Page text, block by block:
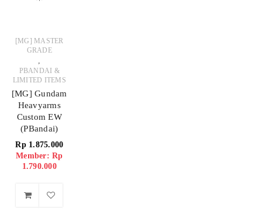
[MG] MASTER
GRADE
,
PBANDAI &
LIMITED ITEMS
[MG] Gundam
Heavyarms
Custom EW
(PBandai)
Rp1.875.000
Member: Rp
1.790.000